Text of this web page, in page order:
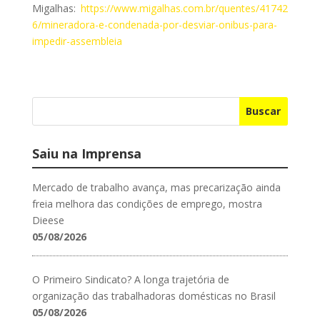
Migalhas:https://www.migalhas.com.br/quentes/41742
6/mineradora-e-condenada-por-desviar-onibus-para-
impedir-assembleia
Buscar
Saiu na Imprensa
Mercado de trabalho avança, mas precarização ainda
freia melhora das condições de emprego, mostra
Dieese
05/08/2026
O Primeiro Sindicato? A longa trajetória de
organização das trabalhadoras domésticas no Brasil
05/08/2026